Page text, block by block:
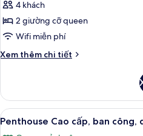
phố
hộ
Deluxe,
2
ngủ,
sông
4 khách
2 giường cỡ queen
Wifi miễn phí
Xem thêm chi tiết
Chi
Căn
hộ
Deluxe,
Xem
tất
14
Penthouse Cao cấp, ban công,